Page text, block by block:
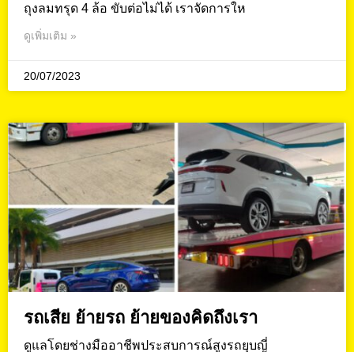
ถุงลมทรุด 4 ล้อ ขับต่อไม่ได้ เราจัดการให
ดูเพิ่มเติม »
20/07/2023
รถเสีย ย้ายรถ ย้ายของคิดถึงเรา
ดูแลโดยช่างมืออาชีพประสบการณ์สูงรถยุบญี่